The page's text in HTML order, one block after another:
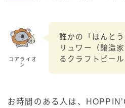
コアライオ
ン
誰かの「ほんと
リュワー（醸造
るクラフトビール
お時間のある人は、